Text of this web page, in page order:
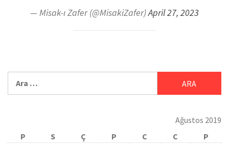
— Misak-ı Zafer (@MisakiZafer)April 27, 2023
Ağustos 2019
P
S Ç P C C
P